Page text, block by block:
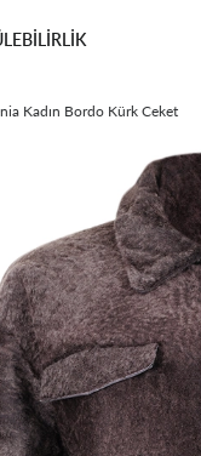
Kadın Bordo Kürk Ceket